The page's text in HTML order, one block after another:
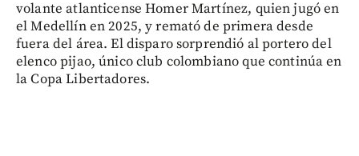
volante atlanticense Homer Martínez, quien jugó en
el Medellín en 2025, y remató de primera desde
fuera del área. El disparo sorprendió al portero del
elenco pijao, único club colombiano que continúa en
la Copa Libertadores.